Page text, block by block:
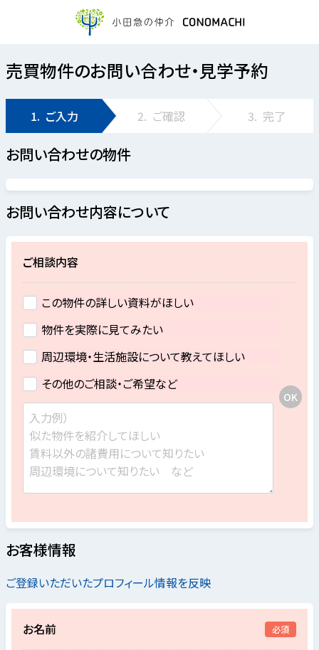
売買物件のお問い合わせ・見学予約
1. ご入力 2. ご確認 3. 完了
お問い合わせの物件
お問い合わせ内容について
ご相談内容
この物件の詳しい資料がほしい
物件を実際に見てみたい
周辺環境・生活施設について教えてほしい
その他のご相談・ご希望など
お客様情報
ご登録いただいたプロフィール情報を反映
お名前 必須